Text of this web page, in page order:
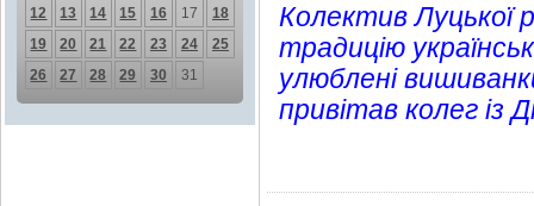
12
13 14 15 16 17
18
19
20 21 22 23 24
25
26
27 28 29 30 31
Колектив Луцької
традицію
улюблені
привітав колег із